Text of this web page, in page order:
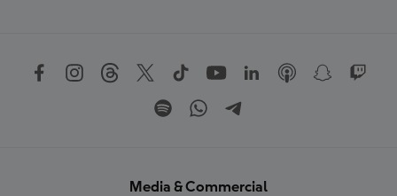
Media & Commercial